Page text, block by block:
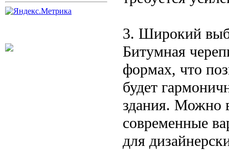
3. Широкий
Битумная
формах, что
будет
здания. Можно
современные
для